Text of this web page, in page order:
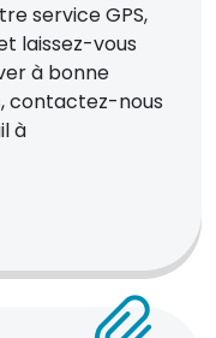
service GPS,
laissez-vous
à bonne
contactez-nous
à